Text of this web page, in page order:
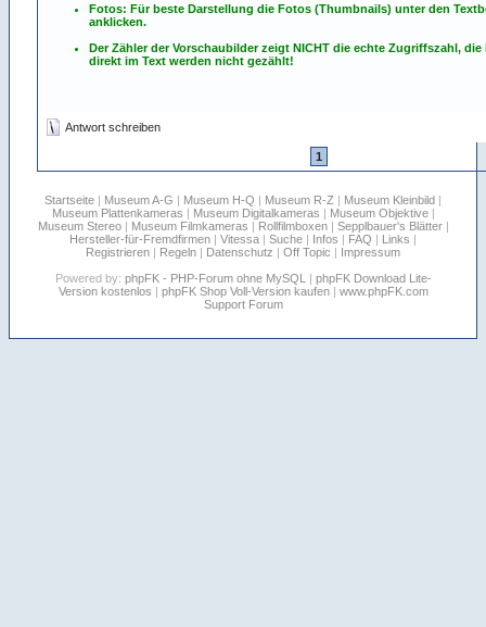
Fotos: Für beste Darstellung die Fotos (Thumbnails) unter den
anklicken.
Der Zähler der Vorschaubilder zeigt NICHT die echte Zugriffszahl,
direkt im Text werden nicht gezählt!
Antwort schreiben
1
Startseite | Museum A-G | Museum H-Q | Museum R-Z | Museum Kleinbild |
Museum Plattenkameras | Museum Digitalkameras | Museum Objektive|
Museum Stereo| Museum Filmkameras | Rollfilmboxen| Sepplbauer's Blätter|
Hersteller-für-Fremdfirmen | Vitessa | Suche | Infos | FAQ | Links |
Registrieren | Regeln | Datenschutz | Off Topic | Impressum
Powered by: phpFK - PHP-Forum ohne MySQL | phpFK Download Lite-
Version kostenlos | phpFK Shop Voll-Version kaufen| www.phpFK.com
Support Forum